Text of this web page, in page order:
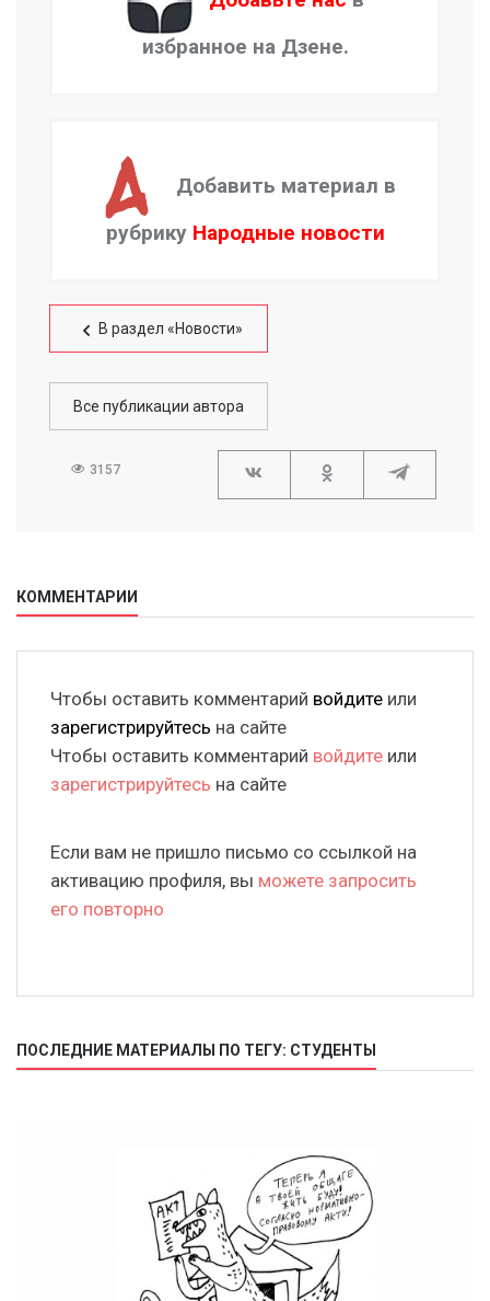
избранное на Дзене.
Добавить материал в
рубрику Народные новости
В раздел «Новости»
Все публикации автора
3157
КОММЕНТАРИИ
Чтобы оставить комментарий войдите или
зарегистрируйтесь на сайте
Чтобы оставить комментарий войдите или
зарегистрируйтесь на сайте
Если вам не пришло письмо со ссылкой на
активацию профиля, вы можете запросить
его повторно
ПОСЛЕДНИЕ МАТЕРИАЛЫ ПО ТЕГУ: СТУДЕНТЫ